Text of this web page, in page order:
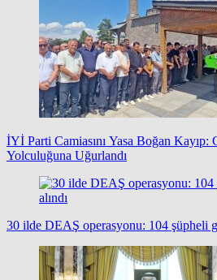
İYİ Parti Camiasını Yasa Boğan Kayıp:
Yolculuğuna Uğurlandı
30 ilde DEAŞ operasyonu: 104 şüpheli